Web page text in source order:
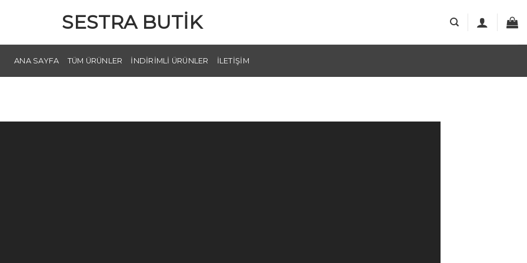
SESTRA BUTIK
ANA SAYFA TÜM ÜRÜNLER İNDIRIMLI ÜRÜNLER İLETIŞIM